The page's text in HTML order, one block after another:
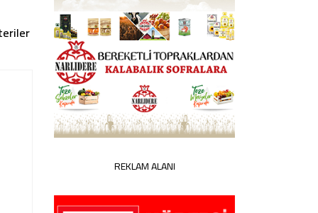
REKLAM ALANI